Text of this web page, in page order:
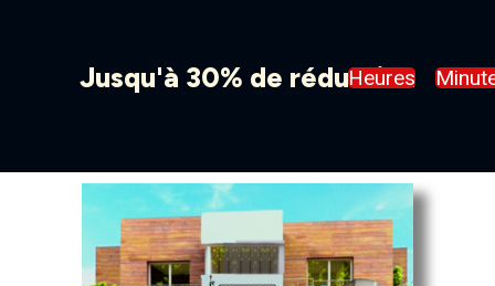
Jusqu'à 30% de réduction
Heures